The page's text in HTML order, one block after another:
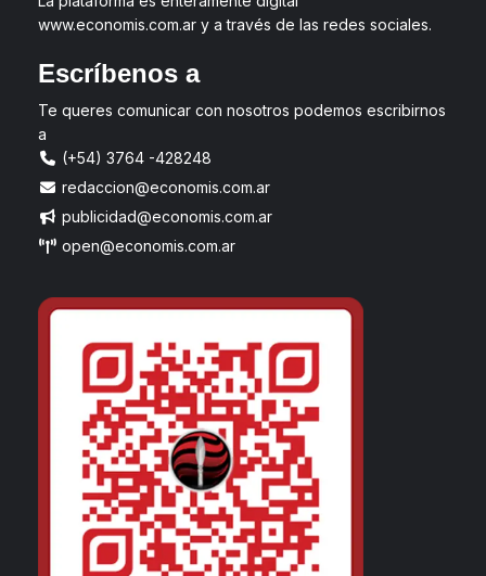
www.economis.com.ar y a través de las redes sociales.
Escríbenos a
Te queres comunicar con nosotros podemos escribirnos
a
(+54) 3764 -428248
redaccion@economis.com.ar
publicidad@economis.com.ar
open@economis.com.ar